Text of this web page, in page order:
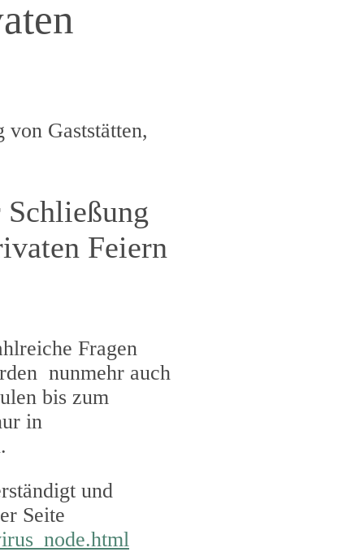
Gaststätten,
Feiern
Fragen
nunmehr auch
bis zum
in
und
Seite